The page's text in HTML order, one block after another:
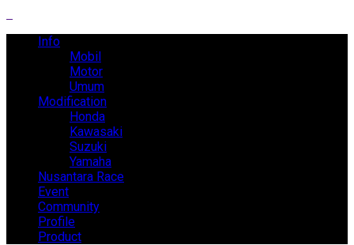
Info
Mobil
Motor
Umum
Modification
Honda
Kawasaki
Suzuki
Yamaha
Nusantara Race
Event
Community
Profile
Product